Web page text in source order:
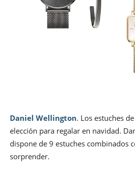
Daniel Wellington. Los estuches
elección para regalar en navidad.
dispone de 9 estuches combinados
sorprender.